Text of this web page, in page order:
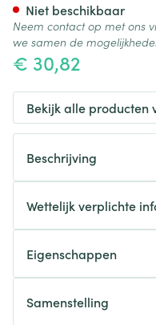
€ 30,82
Niet beschikbaar
Neem contact op met ons
we samen de
Bekijk alle producten
Beschrijving
Wettelijk verplichte
Eigenschappen
Samenstelling